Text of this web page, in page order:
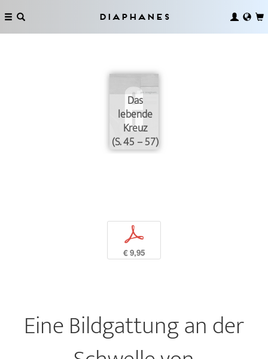
Diaphanes
Das
lebende
Kreuz
(S. 45 – 57)
p
€ 9,95
Eine Bildgattung an der